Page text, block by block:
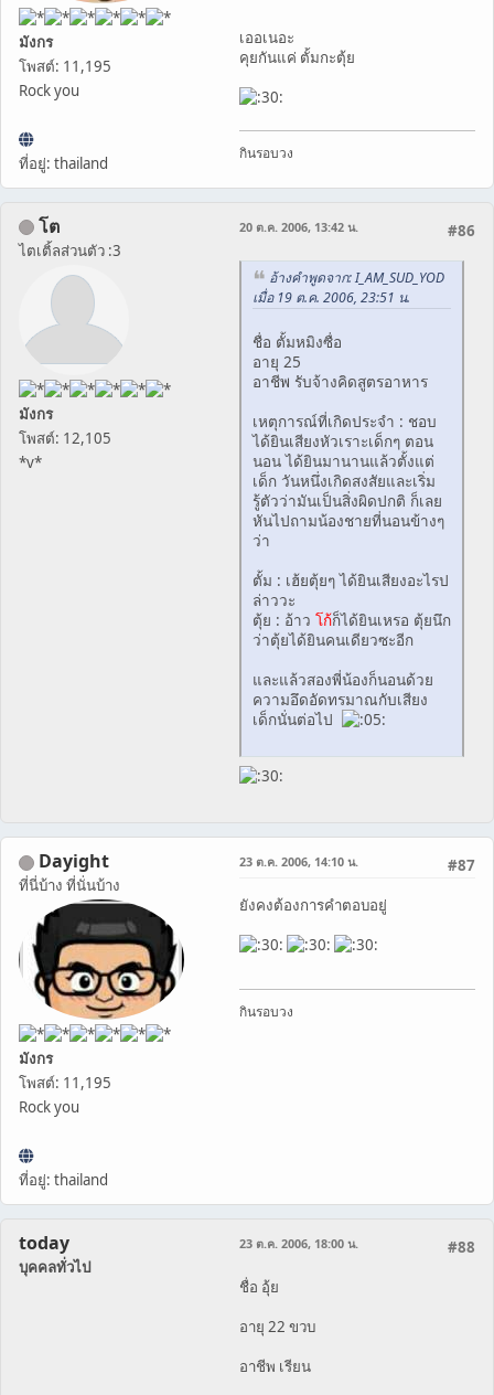
มังกร
โพสต์: 11,195
Rock you
ที่อยู่: thailand
เออเนอะ
คุยกันแค่ ตั้มกะตุ้ย
กินรอบวง
โต
ไตเติ้ลส่วนตัว :3
มังกร
โพสต์: 12,105
*v*
#86
20 ต.ค. 2006, 13:42 น.
อ้างคำพูดจาก: I_AM_SUD_YOD
เมื่อ 19 ต.ค. 2006, 23:51 น.
ชื่อ ตั้มหมิงซื่อ
อายุ 25
อาชีพ รับจ้างคิดสูตรอาหาร
เหตุการณ์ที่เกิดประจำ : ชอบ
ได้ยินเสียงหัวเราะเด็กๆ ตอน
นอน ได้ยินมานานแล้วตั้งแต่
เด็ก วันหนึ่งเกิดสงสัยและเริ่ม
รู้ตัวว่ามันเป็นสิ่งผิดปกติ ก็เลย
หันไปถามน้องชายที่นอนข้างๆ
ว่า
ตั้ม : เฮ้ยตุ้ยๆ ได้ยินเสียงอะไรป
ล่าววะ
ตุ้ย : อ้าว โก้ก็ได้ยินเหรอ ตุ้ยนึก
ว่าตุ้ยได้ยินคนเดียวซะอีก
และแล้วสองพี่น้องก็นอนด้วย
ความอึดอัดทรมาณกับเสียง
เด็กนั่นต่อไป
Dayight
ที่นี่บ้าง ที่นั่นบ้าง
มังกร
โพสต์: 11,195
Rock you
ที่อยู่: thailand
#87
23 ต.ค. 2006, 14:10 น.
ยังคงต้องการคำตอบอยู่
กินรอบวง
today
บุคคลทั่วไป
#88
23 ต.ค. 2006, 18:00 น.
ชื่อ อุ้ย
อายุ 22 ขวบ
อาชีพ เรียน